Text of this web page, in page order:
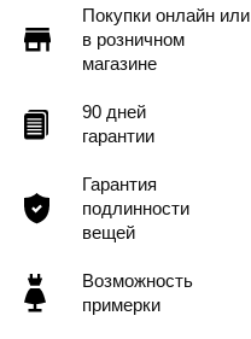
Покупки онлайн или
в розничном
магазине
90 дней
гарантии
Гарантия
подлинности
вещей
Возможность
примерки